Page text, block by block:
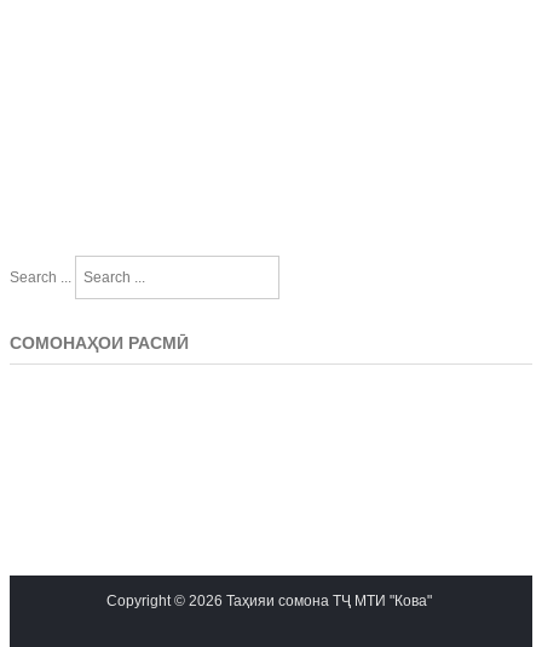
Search ...
СОМОНАҲОИ РАСМӢ
Copyright © 2026 Таҳияи сомона ТҶ МТИ "Кова"